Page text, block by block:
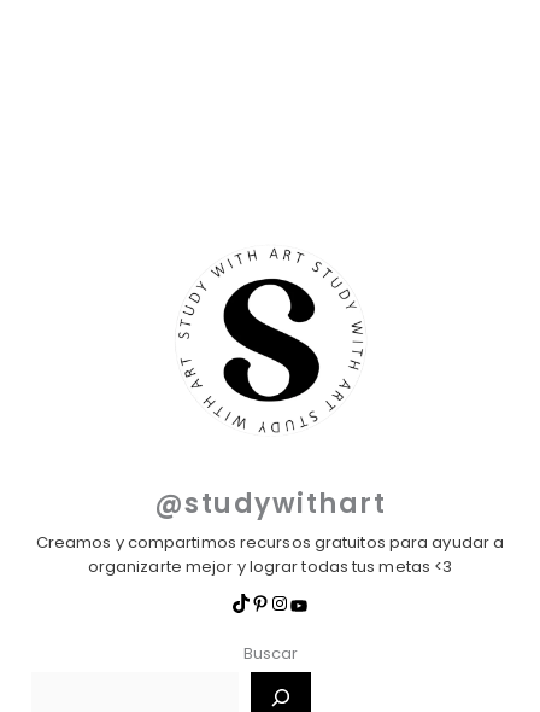
@studywithart
Creamos y compartimos recursos gratuitos para ayudar a
organizarte mejor y lograr todas tus metas <3
Buscar